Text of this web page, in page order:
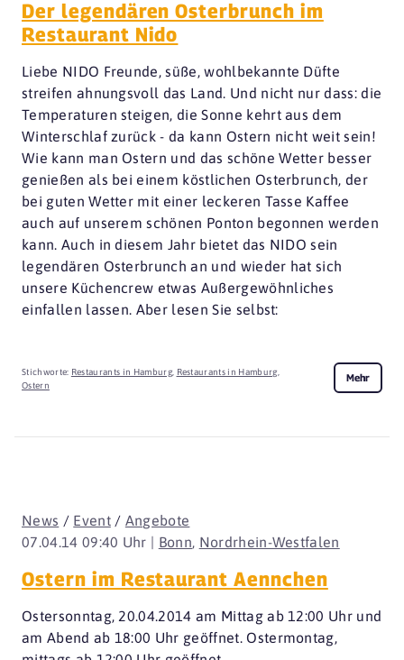
Der legendären Osterbrunch im
Restaurant Nido
Liebe NIDO Freunde, süße, wohlbekannte Düfte
streifen ahnungsvoll das Land. Und nicht nur dass: die
Temperaturen steigen, die Sonne kehrt aus dem
Winterschlaf zurück - da kann Ostern nicht weit sein!
Wie kann man Ostern und das schöne Wetter besser
genießen als bei einem köstlichen Osterbrunch, der
bei guten Wetter mit einer leckeren Tasse Kaffee
auch auf unserem schönen Ponton begonnen werden
kann. Auch in diesem Jahr bietet das NIDO sein
legendären Osterbrunch an und wieder hat sich
unsere Küchencrew etwas Außergewöhnliches
einfallen lassen. Aber lesen Sie selbst:
Stichworte: Restaurants in Hamburg, Restaurants in Hamburg
Ostern
Mehr
07.04.14 09:40 Uhr | Bonn, Nordrhein-Westfalen
News / Event/ Angebote
Ostern im Restaurant Aennchen
Ostersonntag, 20.04.2014 am Mittag ab 12:00 Uhr und
am Abend ab 18:00 Uhr geöffnet. Ostermontag,